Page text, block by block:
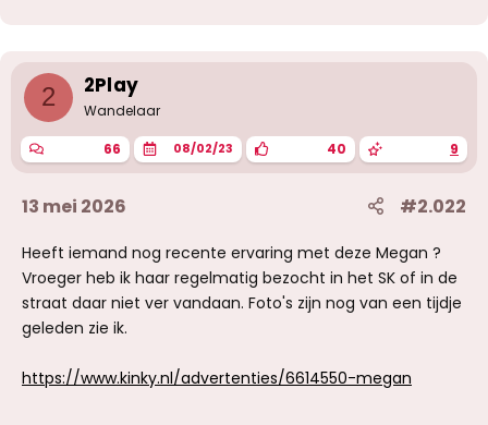
n
g
n
:
2 2Play
Wandelaar
66 08/02/23 40 9
13 mei 2026 #2.022
Heeft iemand nog recente ervaring met deze Megan ?
Vroeger heb ik haar regelmatig bezocht in het SK of in de
straat daar niet ver vandaan. Foto's zijn nog van een tijdje
geleden zie ik.
https://www.kinky.nl/advertenties/6614550-megan